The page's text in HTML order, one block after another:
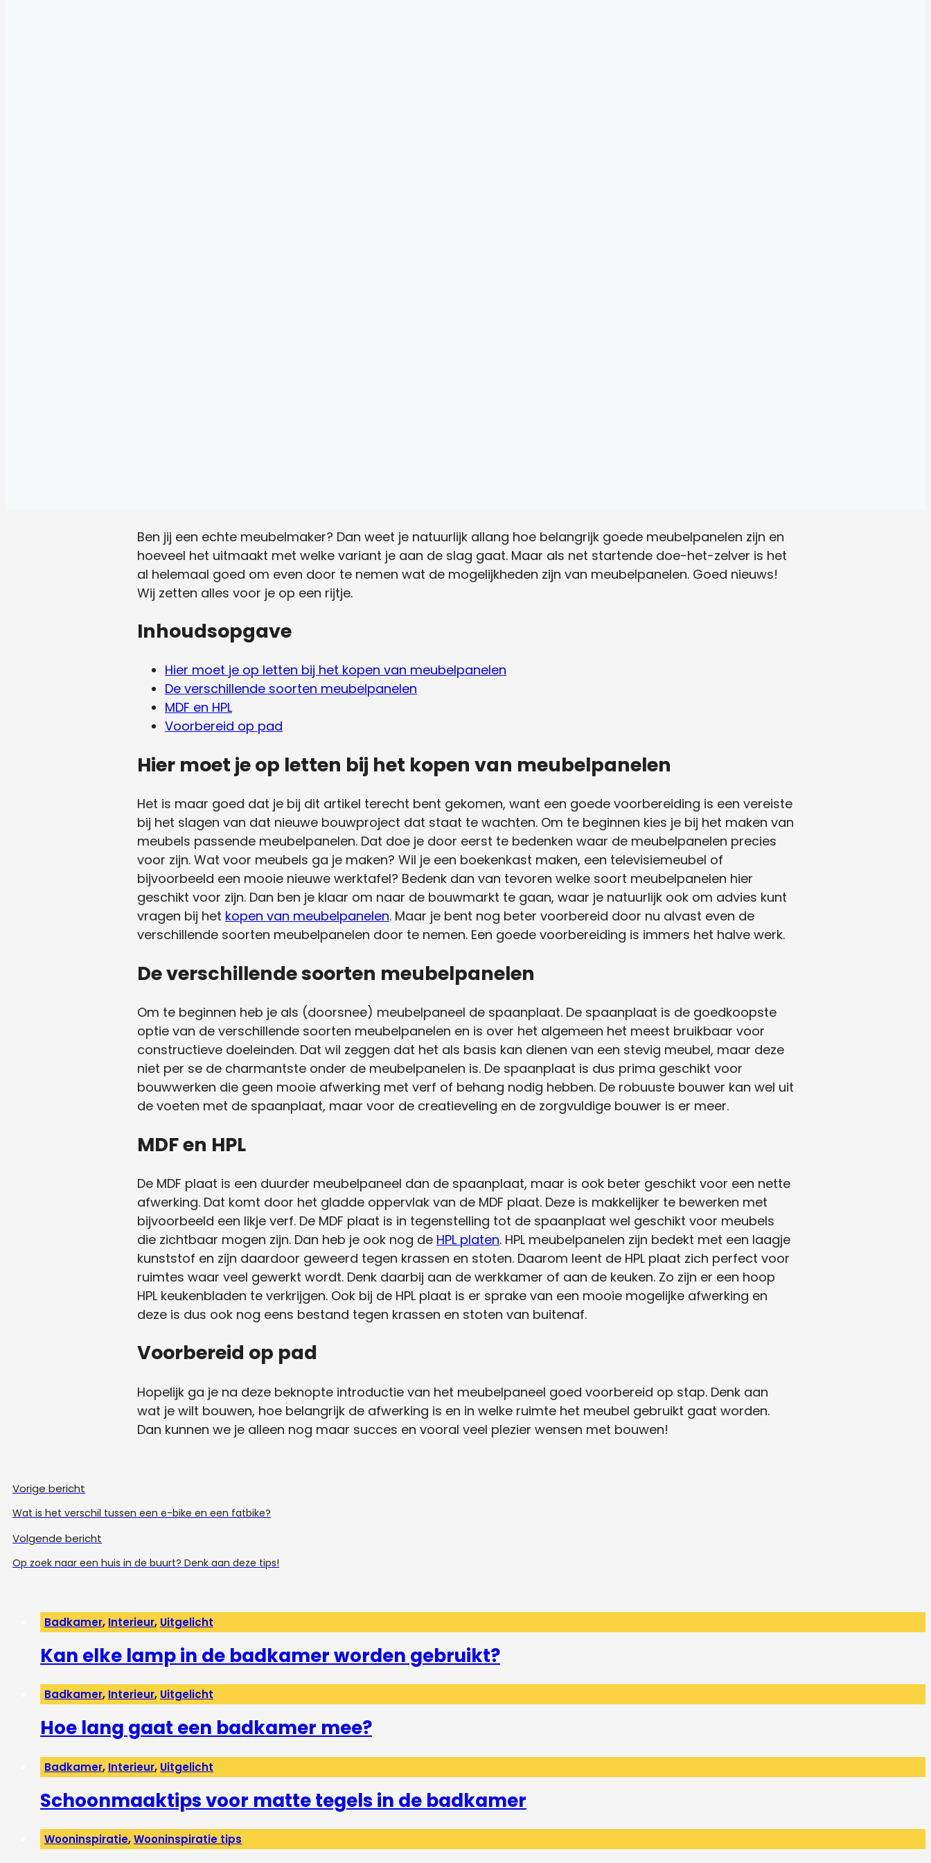
Ben jij een echte meubelmaker? Dan weet je natuurlijk allang hoe belangrijk goede meubelpanelen zijn en
hoeveel het uitmaakt met welke variant je aan de slag gaat. Maar als net startende doe-het-zelver is het
al helemaal goed om even door te nemen wat de mogelijkheden zijn van meubelpanelen. Goed nieuws!
Wij zetten alles voor je op een rijtje.
Inhoudsopgave
Hier moet je op letten bij het kopen van meubelpanelen
De verschillende soorten meubelpanelen
MDF en HPL
Voorbereid op pad
Hier moet je op letten bij het kopen van meubelpanelen
Het is maar goed dat je bij dit artikel terecht bent gekomen, want een goede voorbereiding is een vereiste
bij het slagen van dat nieuwe bouwproject dat staat te wachten. Om te beginnen kies je bij het maken van
meubels passende meubelpanelen. Dat doe je door eerst te bedenken waar de meubelpanelen precies
voor zijn. Wat voor meubels ga je maken? Wil je een boekenkast maken, een televisiemeubel of
bijvoorbeeld een mooie nieuwe werktafel? Bedenk dan van tevoren welke soort meubelpanelen hier
geschikt voor zijn. Dan ben je klaar om naar de bouwmarkt te gaan, waar je natuurlijk ook om advies kunt
vragen bij het kopen van meubelpanelen. Maar je bent nog beter voorbereid door nu alvast even de
verschillende soorten meubelpanelen door te nemen. Een goede voorbereiding is immers het halve werk.
De verschillende soorten meubelpanelen
Om te beginnen heb je als (doorsnee) meubelpaneel de spaanplaat. De spaanplaat is de goedkoopste
optie van de verschillende soorten meubelpanelen en is over het algemeen het meest bruikbaar voor
constructieve doeleinden. Dat wil zeggen dat het als basis kan dienen van een stevig meubel, maar deze
niet per se de charmantste onder de meubelpanelen is. De spaanplaat is dus prima geschikt voor
bouwwerken die geen mooie afwerking met verf of behang nodig hebben. De robuuste bouwer kan wel uit
de voeten met de spaanplaat, maar voor de creatieveling en de zorgvuldige bouwer is er meer.
MDF en HPL
De MDF plaat is een duurder meubelpaneel dan de spaanplaat, maar is ook beter geschikt voor een nette
afwerking. Dat komt door het gladde oppervlak van de MDF plaat. Deze is makkelijker te bewerken met
bijvoorbeeld een likje verf. De MDF plaat is in tegenstelling tot de spaanplaat wel geschikt voor meubels
die zichtbaar mogen zijn. Dan heb je ook nog de HPL platen. HPL meubelpanelen zijn bedekt met een laagje
kunststof en zijn daardoor geweerd tegen krassen en stoten. Daarom leent de HPL plaat zich perfect voor
ruimtes waar veel gewerkt wordt. Denk daarbij aan de werkkamer of aan de keuken. Zo zijn er een hoop
HPL keukenbladen te verkrijgen. Ook bij de HPL plaat is er sprake van een mooie mogelijke afwerking en
deze is dus ook nog eens bestand tegen krassen en stoten van buitenaf.
Voorbereid op pad
Hopelijk ga je na deze beknopte introductie van het meubelpaneel goed voorbereid op stap. Denk aan
wat je wilt bouwen, hoe belangrijk de afwerking is en in welke ruimte het meubel gebruikt gaat worden.
Dan kunnen we je alleen nog maar succes en vooral veel plezier wensen met bouwen!
Vorige bericht
Wat is het verschil tussen een e-bike en een fatbike?
Volgende bericht
Op zoek naar een huis in de buurt? Denk aan deze tips!
Badkamer, Interieur, Uitgelicht
Kan elke lamp in de badkamer worden gebruikt?
Badkamer, Interieur, Uitgelicht
Hoe lang gaat een badkamer mee?
Badkamer, Interieur, Uitgelicht
Schoonmaaktips voor matte tegels in de badkamer
Wooninspiratie,Wooninspiratie tips